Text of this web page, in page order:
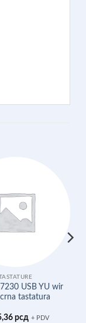
USB YU wir
tastatura
рсд + PDV